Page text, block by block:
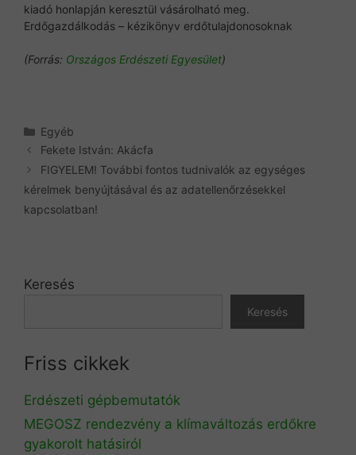
kiadó honlapján keresztül vásárolható meg.
Erdőgazdálkodás – kézikönyv erdőtulajdonosoknak
(Forrás: Országos Erdészeti Egyesület)
Kategória
Egyéb
Fekete István: Akácfa
FIGYELEM! További fontos tudnivalók az egységes
kérelmek benyújtásával és az adatellenőrzésekkel
kapcsolatban!
Keresés
Keresés
Friss cikkek
Erdészeti gépbemutatók
MEGOSZ rendezvény a klímaváltozás erdőkre
gyakorolt hatásiról